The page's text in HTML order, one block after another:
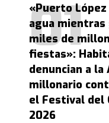
«Puerto
agua mientras
miles de
fiestas»:
denuncian a la
millonario
el Festival del
2026